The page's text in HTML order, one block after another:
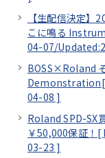
【生配信決定
こに鳴る
04-07/
BOSS×Roland
Demonstration[
04-08 ]
Roland SPD-SX
￥50,000保証！[
03-23 ]